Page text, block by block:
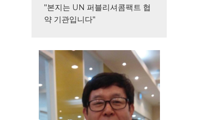
"본지는 UN 퍼블리셔콤팩트 협
약 기관입니다"